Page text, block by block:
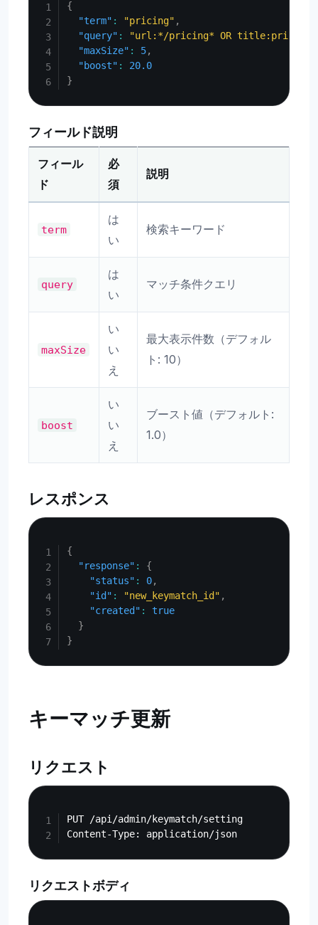
{
"term" : "pricing" ,
"query" : "url:*/pricing* OR title:pricing"
"maxSize" : 5,
"boost" :
20.0
}
フィールド説明
フィール
ド
必
須
説明
term
は
い
検索キーワード
query
は
い
マッチ条件クエリ
maxSize
い
い
え
最大表示件数（デフォル
ト: 10）
boost
い
い
え
ブースト値（デフォルト:
1.0）
レスポンス
{
"response" :
{
"status" : 0,
"id" : "new_keymatch_id" ,
"created" :
true
}
}
キーマッチ更新
リクエスト
PUT /api/admin/keymatch/setting
リクエストボディ